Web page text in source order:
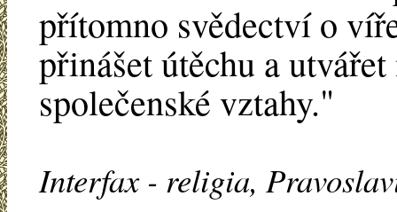
přítomno svědectví o
přinášet útěchu a
společenské vztahy."
Interfax - religia,